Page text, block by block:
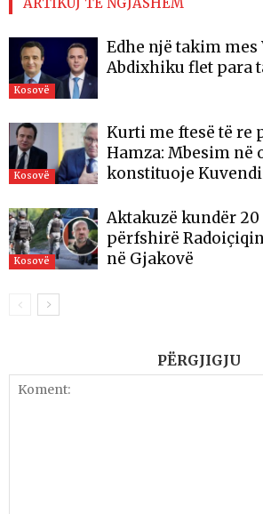
ARTIKUJ TË NGJASHËM
Kosovë
Edhe një takim mes
Abdixhiku flet para
Kosovë
Kurti me ftesë të re
Hamza: Mbesim në
konstituoje
Kosovë
Aktakuzë kundër
përfshirë
në Gjakovë
PËRGJIGJU